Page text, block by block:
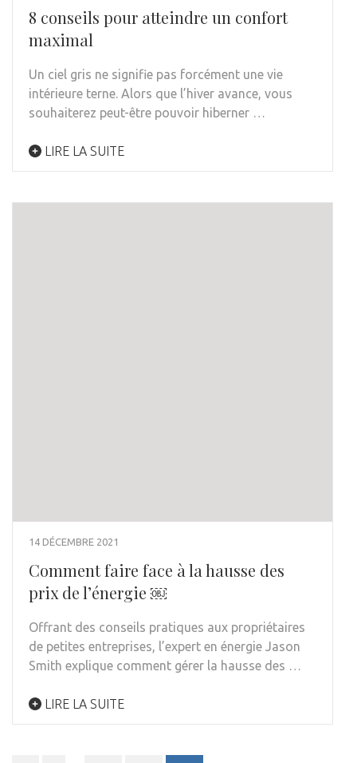
8 conseils pour atteindre un confort
maximal
Un ciel gris ne signifie pas forcément une vie
intérieure terne. Alors que l’hiver avance, vous
souhaiterez peut-être pouvoir hiberner …
LIRE LA SUITE
14 DÉCEMBRE 2021
Comment faire face à la hausse des
prix de l’énergie ￼
Offrant des conseils pratiques aux propriétaires
de petites entreprises, l’expert en énergie Jason
Smith explique comment gérer la hausse des …
LIRE LA SUITE